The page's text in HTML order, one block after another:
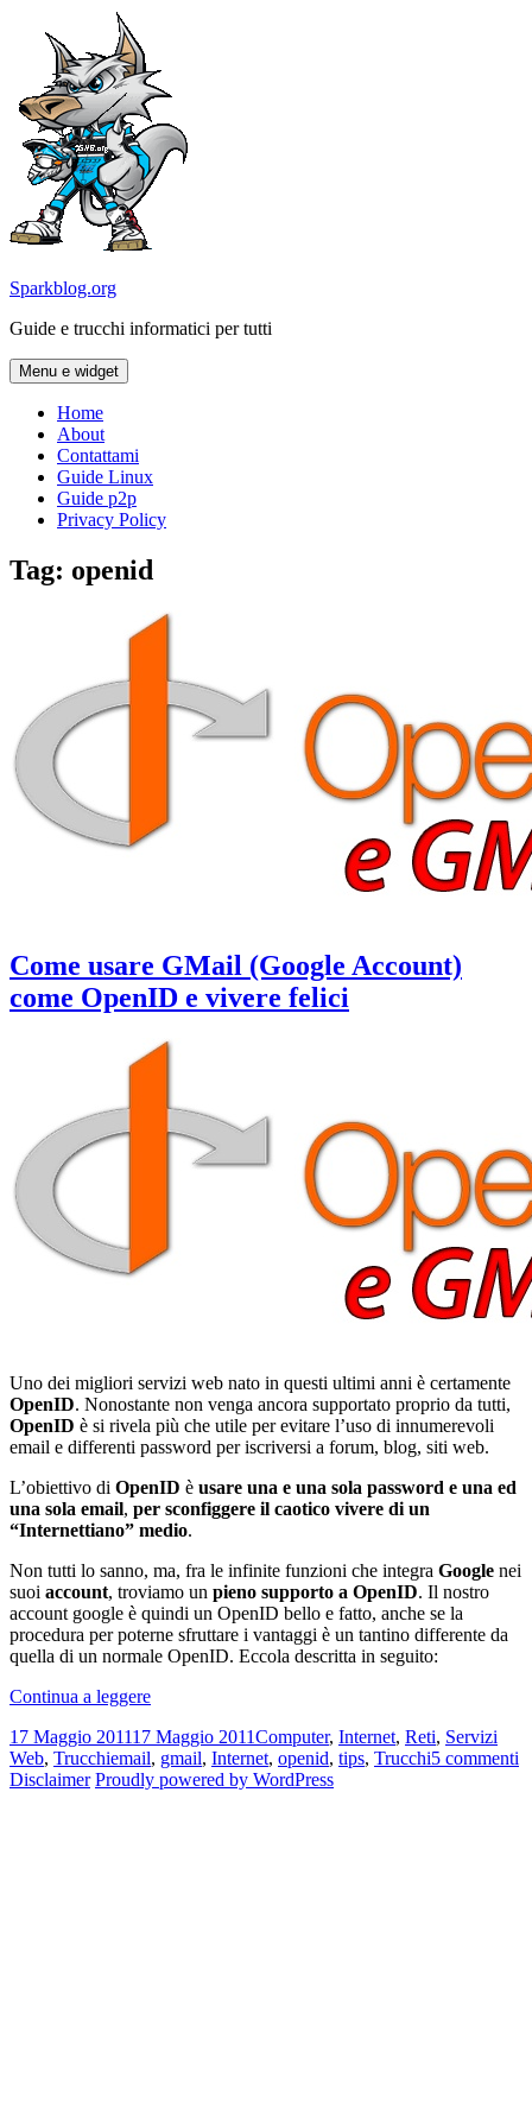
contenuto
Sparkblog.org
Guide e trucchi informatici per tutti
Menu e widget
Home
About
Contattami
Guide Linux
Guide p2p
Privacy Policy
Tag: openid
Come usare GMail (Google Account)
come OpenID e vivere felici
Uno dei migliori servizi web nato in questi ultimi anni è certamente
OpenID. Nonostante non venga ancora supportato proprio da tutti,
OpenID è si rivela più che utile per evitare l’uso di innumerevoli
email e differenti password per iscriversi a forum, blog, siti web.
L’obiettivo di OpenID è usare una e una sola password e una ed
una sola email, per sconfiggere il caotico vivere di un
“Internettiano” medio.
Non tutti lo sanno, ma, fra le infinite funzioni che integra Google nei
suoi account, troviamo un pieno supporto a OpenID. Il nostro
account google è quindi un OpenID bello e fatto, anche se la
procedura per poterne sfruttare i vantaggi è un tantino differente da
quella di un normale OpenID. Eccola descritta in seguito:
Continua a leggereCome
GMail
(Google
Account)
Scritto
il
17 Maggio 201117 Maggio 2011Categorie
Computer, Internet, Reti, Servizi
Web, TrucchiTag
email, gmail, Internet, openid, tips, Trucchi5 commenti
Disclaimer Proudly powered by WordPress